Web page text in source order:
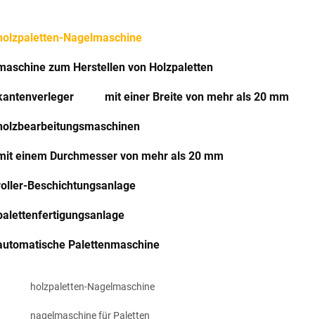
Nagelmaschine
zum Herstellen von Holzpaletten
mit einer Breite von mehr als 20 mm
einem Durchmesser von mehr als 20 mm
Beschichtungsanlage
Palettenmaschine
holzpaletten-Nagelmaschine
nagelmaschine für Paletten